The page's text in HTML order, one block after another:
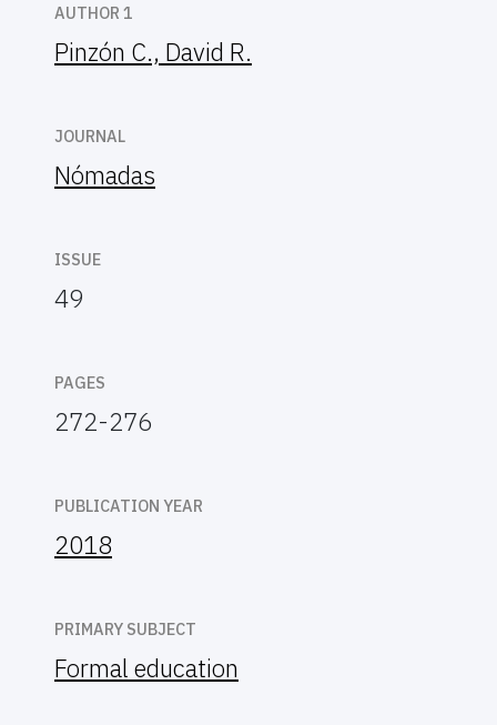
AUTHOR 1
Pinzón C., David R.
JOURNAL
Nómadas
ISSUE
49
PAGES
272-276
PUBLICATION YEAR
2018
PRIMARY SUBJECT
Formal education